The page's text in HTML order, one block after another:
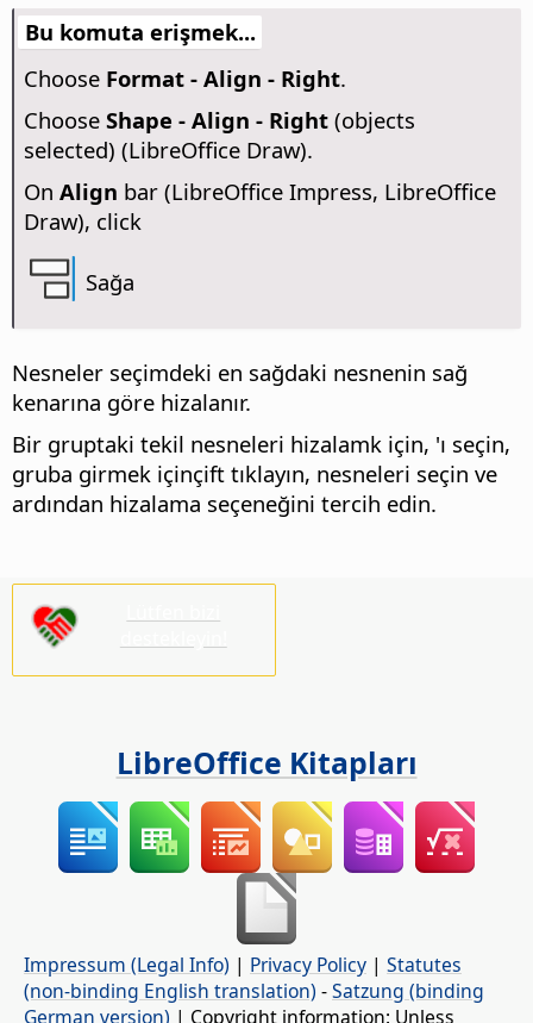
Bu komuta erişmek...
Choose Format - Align - Right.
Choose Shape - Align - Right(objects
selected) (LibreOffice Draw).
On Align bar (LibreOffice Impress, LibreOffice
Draw), click
Sağa
Nesneler seçimdeki en sağdaki nesnenin sağ
kenarına göre hizalanır.
Bir gruptaki tekil nesneleri hizalamk için, 'ı seçin,
gruba girmek içinçift tıklayın, nesneleri seçin ve
ardından hizalama seçeneğini tercih edin.
LibreOffice Kitapları
Impressum (Legal Info) | Privacy Policy | Statutes
(non-binding English translation) -Satzung (binding
German version) | Copyright information: Unless